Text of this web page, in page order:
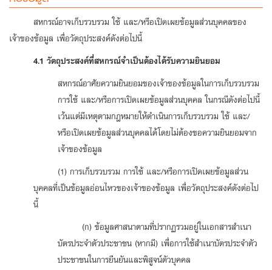
สหกรณ์อาจเก็บรวบรวม ใช้ และ/หรือเปิดเผยข้อมูลส่วนบุคคลของ
เจ้าของข้อมูล เพื่อวัตถุประสงค์ดังต่อไปนี้
4.1 วัตถุประสงค์ที่สหกรณ์จำเป็นต้องได้รับความยินยอม
สหกรณ์อาศัยความยินยอมของเจ้าของข้อมูลในการเก็บรวบรวม
การใช้ และ/หรือการเปิดเผยข้อมูลส่วนบุคคล ในกรณีดังต่อไปนี้
เว้นแต่มีเหตุตามกฎหมายให้ดําเนินการเก็บรวบรวม ใช้ และ/
หรือเปิดเผยข้อมูลส่วนบุคคลได้โดยไม่ต้องขอความยินยอมจาก
เจ้าของข้อมูล
(1) การเก็บรวบรวม การใช้ และ/หรือการเปิดเผยข้อมูลส่วน
บุคคลที่เป็นข้อมูลอ่อนไหวของเจ้าของข้อมูล เพื่อวัตถุประสงค์ดังต่อไป
นี้
(ก) ข้อมูลศาสนาตามที่ปรากฏรวมอยู่ในเอกสารสำเนา
บัตรประจำตัวประชาชน (หากมี) เพื่อการใช้สำเนาบัตรประจำตัว
ประชาชนในการยืนยันและพิสูจน์ตัวบุคคล